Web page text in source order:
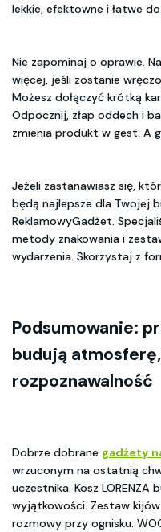
lekkie, efektowne i łatwe
Nie zapominaj o oprawie.
więcej, jeśli zostanie
Możesz dołączyć krótką
Odpocznij, złap oddech i
zmienia produkt w gest. A
Jeżeli zastanawiasz się,
będą najlepsze dla Twojej
ReklamowyGadżet.
metody znakowania i
wydarzenia. Skorzystaj z
Podsumowanie:
budują
rozpoznawalność
Dobrze dobrane gadżety
wrzuconym na ostatnią
uczestnika. Kosz
wyjątkowości. Zestaw kijów
rozmowy przy ognisku.